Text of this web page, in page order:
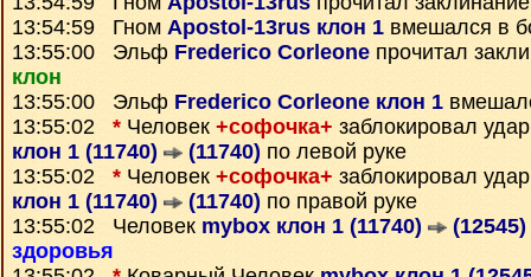
13:54:59 Гном Apostol-13rus клон 1 вмешался в
13:55:00 Эльф Frederico Corleone прочитал
клон
13:55:00 Эльф Frederico Corleone клон 1
13:55:02 * Человек +софочка+ заблокировал
клон 1 (11740)
(11740) по левой руке
13:55:02 * Человек +софочка+ заблокировал
клон 1 (11740)
(11740) по правой руке
13:55:02 Человек mybox клон 1 (11740) (12545)
здоровья